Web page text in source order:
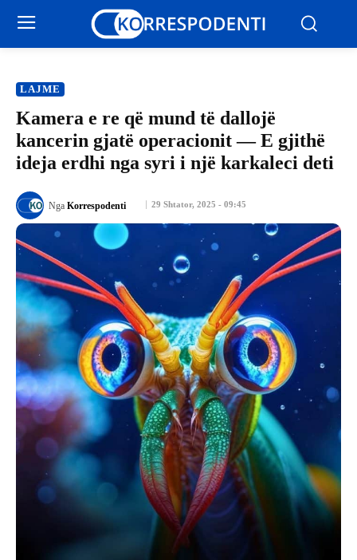
LAJME
​Kamera e re që mund të dallojë
kancerin gjatë operacionit — E gjithë
ideja erdhi nga syri i një karkaleci deti
29 Shtator, 2025 - 09:45
Nga Korrespodenti